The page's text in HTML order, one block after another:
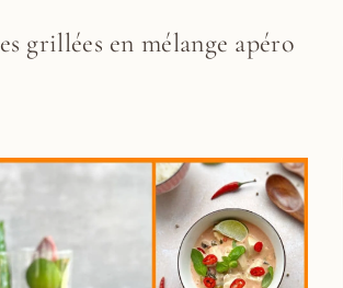
grillées en mélange apéro